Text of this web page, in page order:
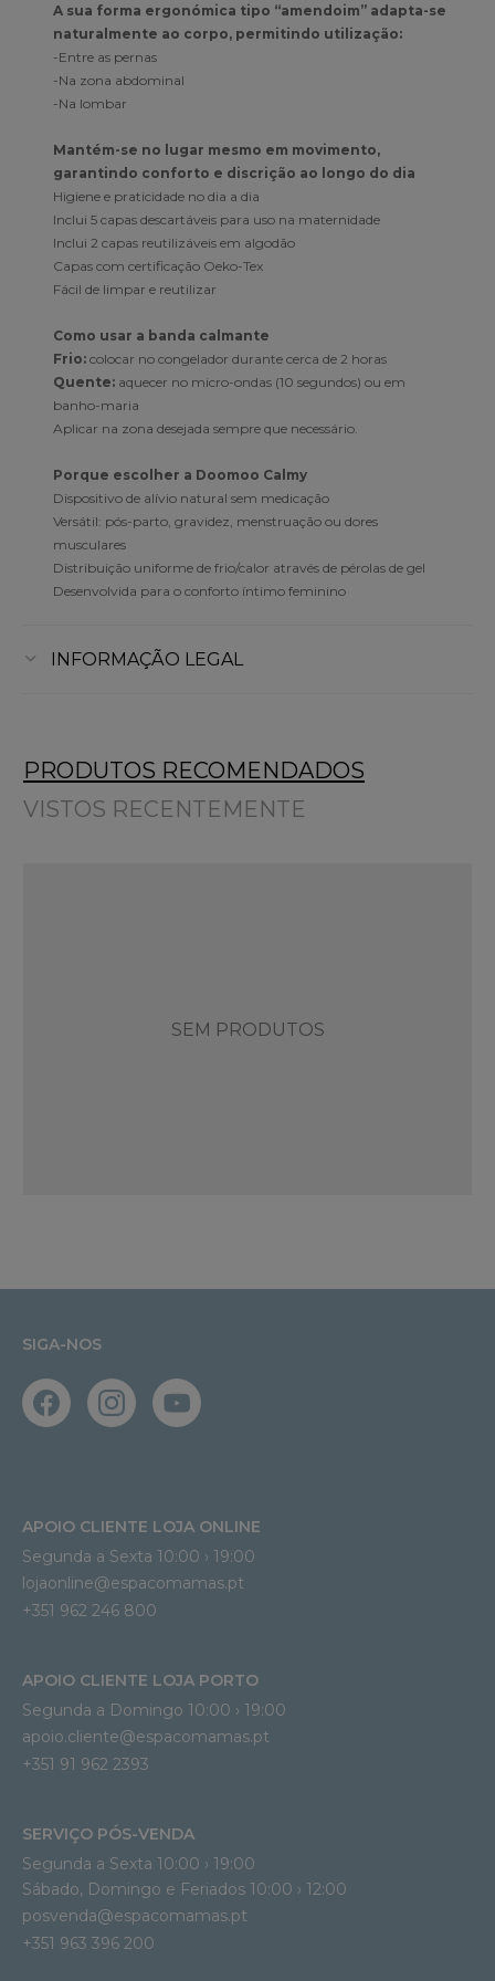
A sua forma ergonómica tipo “amendoim” adapta-se
naturalmente ao corpo, permitindo utilização:
-Entre as pernas
-Na zona abdominal
-Na lombar
Mantém-se no lugar mesmo em movimento,
garantindo conforto e discrição ao longo do dia
Higiene e praticidade no dia a dia
Inclui 5 capas descartáveis para uso na maternidade
Inclui 2 capas reutilizáveis em algodão
Capas com certificação Oeko-Tex
Fácil de limpar e reutilizar
Como usar a banda calmante
Frio: colocar no congelador durante cerca de 2 horas
Quente: aquecer no micro-ondas (10 segundos) ou em
banho-maria
Aplicar na zona desejada sempre que necessário.
Porque escolher a Doomoo Calmy
Dispositivo de alívio natural sem medicação
Versátil: pós-parto, gravidez, menstruação ou dores
musculares
Distribuição uniforme de frio/calor através de pérolas de gel
Desenvolvida para o conforto íntimo feminino
INFORMAÇÃO LEGAL
PRODUTOS RECOMENDADOS
VISTOS RECENTEMENTE
SEM PRODUTOS
SIGA-NOS
APOIO CLIENTE LOJA ONLINE
Segunda a Sexta 10:00 › 19:00
lojaonline@espacomamas.pt
+351 962 246 800
APOIO CLIENTE LOJA PORTO
Segunda a Domingo 10:00 › 19:00
apoio.cliente@espacomamas.pt
+351 91 962 2393
SERVIÇO PÓS-VENDA
Segunda a Sexta 10:00 › 19:00
Sábado, Domingo e Feriados 10:00 › 12:00
posvenda@espacomamas.pt
+351 963 396 200